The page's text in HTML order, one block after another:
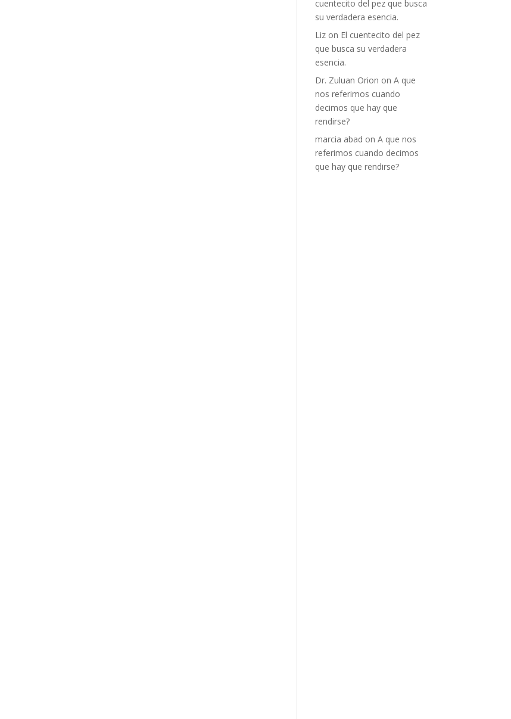
cuentecito del pez que busca
su verdadera esencia.
Liz on El cuentecito del pez
que busca su verdadera
esencia.
Dr. Zuluan Orion onA que
nos referimos cuando
decimos que hay que
rendirse?
marcia abad onA que nos
referimos cuando decimos
que hay que rendirse?